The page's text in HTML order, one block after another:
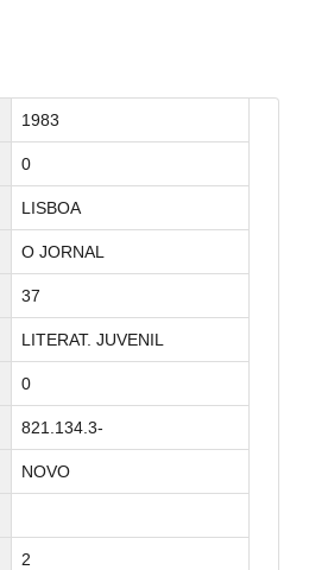
1983
0
LISBOA
O JORNAL
37
LITERAT. JUVENIL
0
821.134.3-
NOVO
2